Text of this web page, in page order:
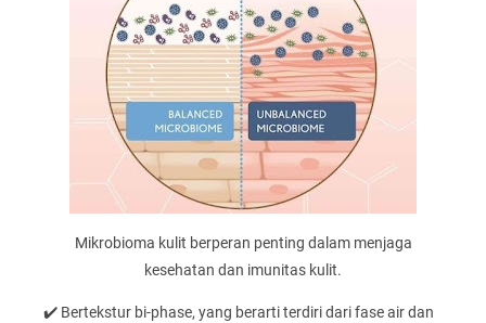
Mikrobioma kulit berperan penting dalam menjaga
kesehatan dan imunitas kulit.
✔️ Bertekstur bi-phase, yang berarti terdiri dari fase air dan